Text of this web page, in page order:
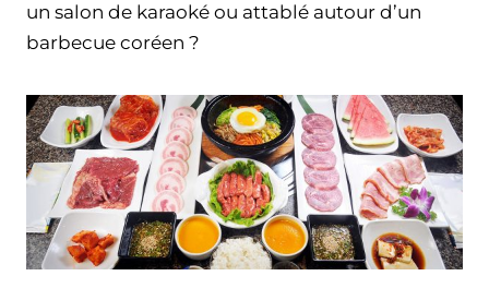
un salon de karaoké ou attablé autour d’un
barbecue coréen ?